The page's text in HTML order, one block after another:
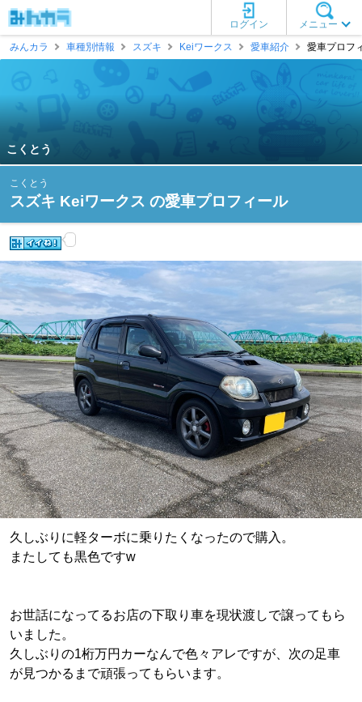
メニュー
ログイン
みんカラ
車種別情報 スズキ Keiワークス 愛車紹介 愛車プロフ
こくとう
こくとう
スズキ Keiワークス の愛車プロフィール
久しぶりに軽ターボに乗りたくなったので購入。
またしても黒色ですw
お世話になってるお店の下取り車を現状渡しで譲ってもら
いました。
久しぶりの1桁万円カーなんで色々アレですが、次の足車
が見つかるまで頑張ってもらいます。